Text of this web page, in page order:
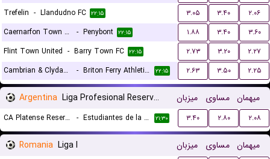
Trefelin - Llandudno FC ۲۲:۱۵ ۳.۰۵ ۳.۴۰
۲.۰۶
Caernarfon Town FC
- Penybont ۲۲:۱۵ ۱.۸۸ ۳.۴۰
۳.۶۰
Flint Town United - Barry Town FC ۲۲:۱۵ ۲.۷۳ ۳.۲۰
۲.۲۷
Cambrian & Clydach
- Briton Ferry Athletic FC ۲۲:۱۵ ۲.۶۳ ۳.۵۰ ۲.۲۵
Argentina Liga Profesional Reserves میزبان مساوی میهمان
CA Platense Reserves - Estudiantes de la Plata Reserves ۲۱:۳۰ ۳.۴۰ ۲.۸۰ ۲.۰۸
Romania Liga I میزبان مساوی میهمان